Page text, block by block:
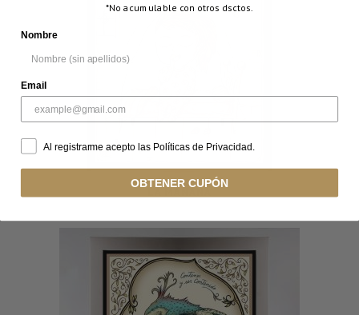
*No acumulable con otros dsctos.
Nombre
Email
Al registrarme acepto las Políticas de Privacidad.
OBTENER CUPÓN